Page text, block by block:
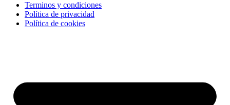
Terminos y condiciones
Política de privacidad
Política de cookies